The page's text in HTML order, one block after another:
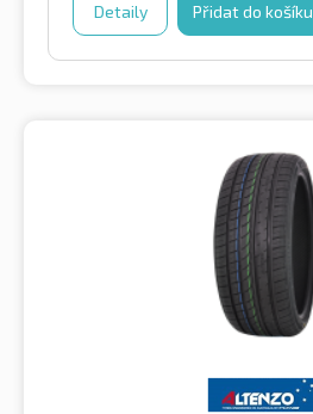
Detaily Přidat do košíku